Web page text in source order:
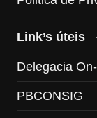
Link’s úteis
Delegacia
PBCONSIG